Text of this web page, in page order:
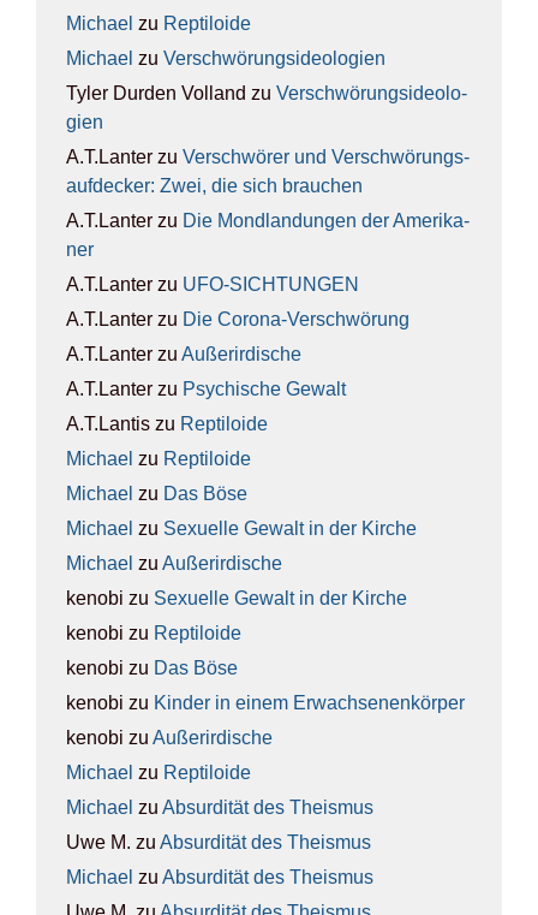
Michael zu Rep­ti­lo­ide
Michael zu Ver­schwö­rungs­ideo­lo­gien
Tyler Durden Volland zu Ver­schwö­rungs­ideo­lo­
gien
A.T.Lanter zu Ver­schwö­rer und Ver­schwö­rungs­
auf­de­cker: Zwei, die sich brau­chen
A.T.Lanter zu Die Mond­lan­dun­gen der Ame­ri­ka­
ner
A.T.Lanter zu UFO-SICH­TUN­GEN
A.T.Lanter zu Die Coro­na-Ver­schwö­rung
A.T.Lanter zu Außer­ir­di­sche
A.T.Lanter zu Psy­chi­sche Gewalt
A.T.Lantis zu Rep­ti­lo­ide
Michael zu Rep­ti­lo­ide
Michael zu Das Böse
Michael zu Sexu­el­le Gewalt in der Kir­che
Michael zu Außer­ir­di­sche
kenobi zu Sexu­el­le Gewalt in der Kir­che
kenobi zu Rep­ti­lo­ide
kenobi zu Das Böse
kenobi zu Kin­der in einem Erwach­se­nen­kör­per
kenobi zu Außer­ir­di­sche
Michael zu Rep­ti­lo­ide
Michael zu Absur­di­tät des The­is­mus
Uwe M. zu Absur­di­tät des The­is­mus
Michael zu Absur­di­tät des The­is­mus